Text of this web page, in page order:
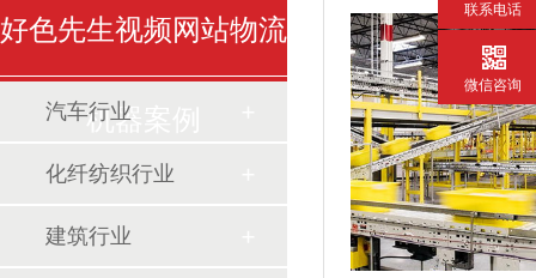
好色先生视频网站物流
机器案例
汽车行业
化纤纺织行业
建筑行业
联系电话
微信咨询